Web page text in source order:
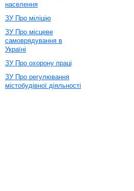
населення
ЗУ Про міліцію
ЗУ Про місцеве
самоврядування в
Україні
ЗУ Про охорону праці
ЗУ Про регулювання
містобудівної діяльності